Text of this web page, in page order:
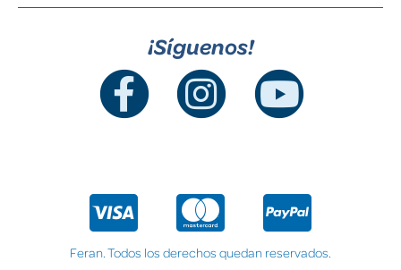
¡Síguenos!
Feran. Todos los derechos quedan reservados.